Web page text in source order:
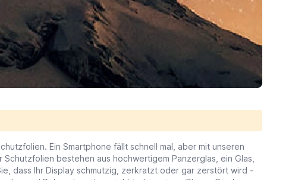
Ein Smartphone fällt schnell mal, aber mit unseren
bestehen aus hochwertigem Panzerglas, ein Glas,
dass Ihr Display schmutzig, zerkratzt oder gar zerstört wird -